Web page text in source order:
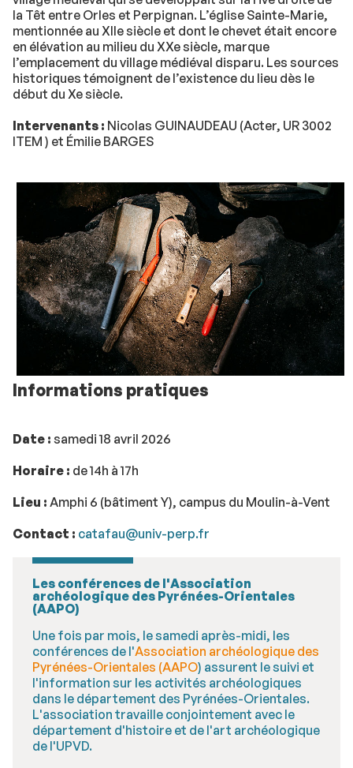
la Têt entre Orles et Perpignan. L’église Sainte-Marie,
mentionnée au XIIe siècle et dont le chevet était encore
en élévation au milieu du XXe siècle, marque
l’emplacement du village médiéval disparu. Les sources
historiques témoignent de l’existence du lieu dès le
début du Xe siècle.
Intervenants : Nicolas GUINAUDEAU (Acter, UR 3002
ITEM ) et Émilie BARGES
Informations pratiques
Date : samedi 18 avril 2026
Horaire : de 14h à 17h
Lieu : Amphi 6 (bâtiment Y), campus du Moulin-à-Vent
Contact : catafau@univ-perp.fr
Les conférences de l'Association
archéologique des Pyrénées-Orientales
(AAPO)
Une fois par mois, le samedi après-midi, les
conférences de l'Association archéologique des
Pyrénées-Orientales (AAPO) assurent le suivi et
l'information sur les activités archéologiques
dans le département des Pyrénées-Orientales.
L'association travaille conjointement avec le
département d'histoire et de l'art archéologique
de l'UPVD.